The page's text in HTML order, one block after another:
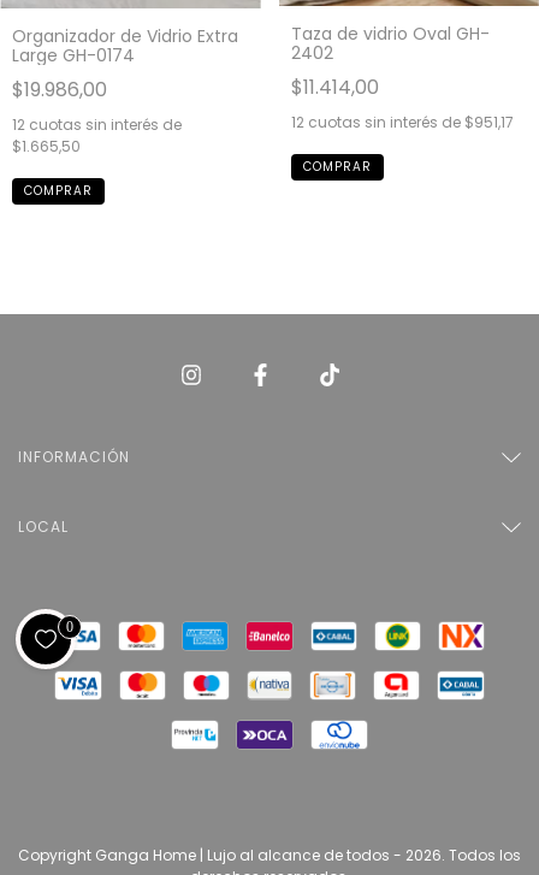
Organizador de Vidrio Extra
Large GH-0174
$19.986,00
12 cuotas sin interés de
$1.665,50
Taza de vidrio Oval GH-
2402
$11.414,00
12 cuotas sin interés de $951,17
INFORMACIÓN
LOCAL
Copyright Ganga Home | Lujo al alcance de todos - 2026. Todos los
0